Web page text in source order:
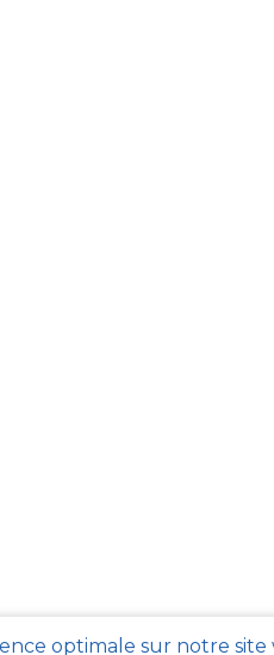
optimale sur notre site